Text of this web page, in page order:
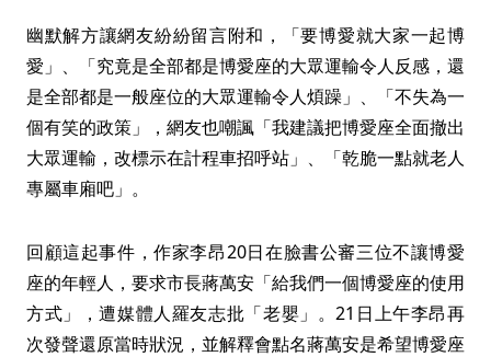
幽默解方讓網友紛紛留言附和，「要博愛就大家一起博
愛」、「究竟是全部都是博愛座的大眾運輸令人反感，還
是全部都是一般座位的大眾運輸令人煩躁」、「不失為一
個有笑的政策」，網友也嘲諷「我建議把博愛座全面撤出
大眾運輸，改標示在計程車招呼站」、「乾脆一點就老人
專屬車廂吧」。
回顧這起事件，作家李昂20日在臉書公審三位不讓博愛
座的年輕人，要求市長蔣萬安「給我們一個博愛座的使用
方式」，遭媒體人羅友志批「老嬰」。21日上午李昂再
次發聲還原當時狀況，並解釋會點名蔣萬安是希望博愛座